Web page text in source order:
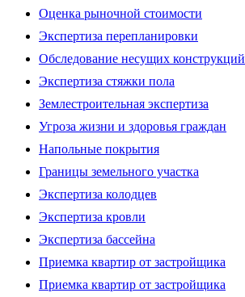
Оценка рыночной стоимости
Экспертиза перепланировки
Обследование несущих конструкций
Экспертиза стяжки пола
Землестроительная экспертиза
Угроза жизни и здоровья граждан
Напольные покрытия
Границы земельного участка
Экспертиза колодцев
Экспертиза кровли
Экспертиза бассейна
Приемка квартир от застройщика
Приемка квартир от застройщика